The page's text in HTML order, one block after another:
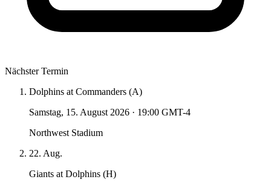
Nächster Termin
Dolphins at Commanders (A)
Samstag, 15. August 2026 · 19:00 GMT-4
Northwest Stadium
22. Aug.
Giants at Dolphins (H)